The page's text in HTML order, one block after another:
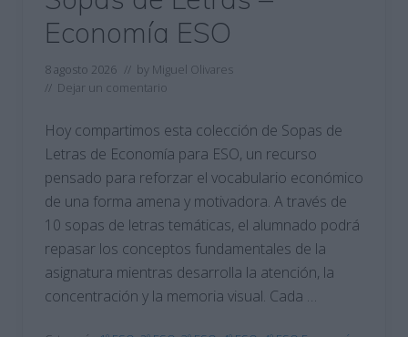
Economía ESO
8 agosto 2026 // by Miguel Olivares
// Dejar un comentario
Hoy compartimos esta colección de Sopas de
Letras de Economía para ESO, un recurso
pensado para reforzar el vocabulario económico
de una forma amena y motivadora. A través de
10 sopas de letras temáticas, el alumnado podrá
repasar los conceptos fundamentales de la
asignatura mientras desarrolla la atención, la
concentración y la memoria visual. Cada …